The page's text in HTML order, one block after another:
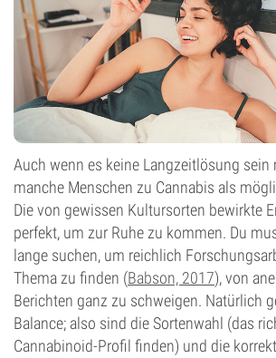
Auch wenn es keine Langzeitlösung sein
manche Menschen zu Cannabis als
Die von gewissen Kultursorten bewirkte
perfekt, um zur Ruhe zu kommen. Du
lange suchen, um reichlich
Thema zu finden (Babson, 2017), von
Berichten ganz zu schweigen. Natürlich
Balance; also sind die Sortenwahl (das
Cannabinoid-Profil finden) und die